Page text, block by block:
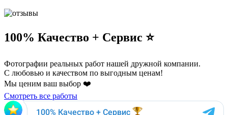
100% Качество + Сервис ⭐️
Фотографии реальных работ нашей дружной компании.
С любовью и качеством по выгодным ценам!
Мы ценим ваш выбор ❤️
Смотреть все работы